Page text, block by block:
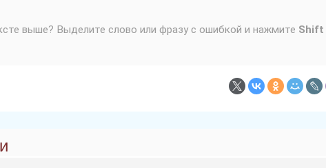
выше? Выделите слово или фразу с ошибкой и нажмите Shift